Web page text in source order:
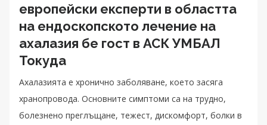
европейски експерти в областта
на ендоскопското лечение на
ахалазия бе гост в АСК УМБАЛ
Токуда
Ахалазията е хронично заболяване, което засяга
хранопровода. Основните симптоми са на трудно,
болезнено преглъщане, тежест, дискомфорт, болки в